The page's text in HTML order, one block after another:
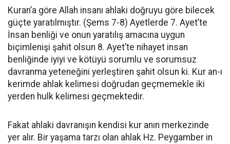
Kuran’a göre Allah insanı ahlaki doğruyu göre bilecek
güçte yaratılmıştır. (Şems 7-8) Ayetlerde 7. Ayet’te
İnsan benliği ve onun yaratılış amacına uygun
biçimlenişi şahit olsun 8. Ayet’te nihayet insan
benliğinde iyiyi ve kötüyü sorumlu ve sorumsuz
davranma yeteneğini yerleştiren şahit olsun ki. Kur an-ı
kerimde ahlak kelimesi doğrudan geçmemekle iki
yerden hulk kelimesi geçmektedir.
Fakat ahlaki davranışın kendisi kur anın merkezinde
yer alır. Bir yaşama tarzı olan ahlak Hz. Peygamber in